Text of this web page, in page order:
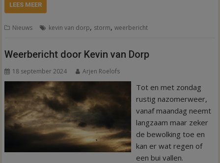
LEES MEER
Nieuws kevin van dorp, storm,weerbericht
Weerbericht door Kevin van Dorp
18 september 2024 Arjen Roelofs
Tot en met zondag
rustig nazomerweer,
vanaf maandag neemt
langzaam maar zeker
de bewolking toe en
kan er wat regen of
een bui vallen.